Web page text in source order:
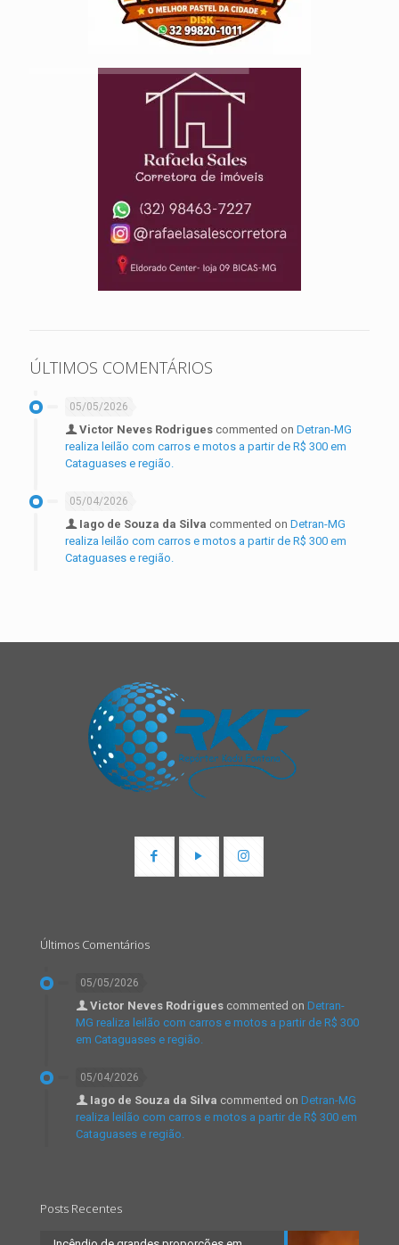
ÚLTIMOS COMENTÁRIOS
05/05/2026
Victor Neves Rodrigues commented on Detran-MG
realiza leilão com carros e motos a partir de R$ 300 em
Cataguases e região.
05/04/2026
Iago de Souza da Silva commented on Detran-MG
realiza leilão com carros e motos a partir de R$ 300 em
Cataguases e região.
Últimos Comentários
05/05/2026
Victor Neves Rodrigues commented on Detran-
MG realiza leilão com carros e motos a partir de R$ 300
em Cataguases e região.
05/04/2026
Iago de Souza da Silva commented on Detran-MG
realiza leilão com carros e motos a partir de R$ 300 em
Cataguases e região.
Posts Recentes